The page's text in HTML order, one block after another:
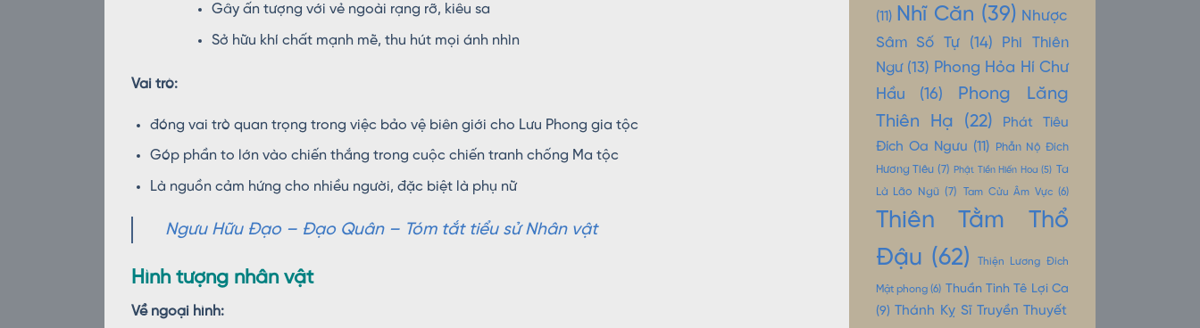
Gây ấn tượng với vẻ ngoài rạng rỡ, kiêu sa
Sở hữu khí chất mạnh mẽ, thu hút mọi ánh nhìn
Vai trò:
đóng vai trò quan trọng trong việc bảo vệ biên giới cho Lưu Phong gia tộc
Góp phần to lớn vào chiến thắng trong cuộc chiến tranh chống Ma tộc
Là nguồn cảm hứng cho nhiều người, đặc biệt là phụ nữ
Ngưu Hữu Đạo – Đạo Quân – Tóm tắt tiểu sử Nhân vật
Hình tượng nhân vật
Về ngoại hình:
(11) Nhĩ Căn (39) Nhược
Sâm Số Tự(14)
Phi Thiên
Ngư(13) Phong Hỏa Hí Chư
Hầu (16)
Phong Lăng
Thiên Hạ (22)
Phát Tiêu
Đích Oa Ngưu (11)
Phẫn Nộ Đích
Hương Tiêu (7) Phật Tiền Hiến Hoa (5)
Ta
Là Lão Ngũ (7) Tam Cửu Âm Vực (6)
Thiên Tằm Thổ
Đậu (62) Thiện Lương Đích
Mật phong(6) Thuần Tình Tê Lợi Ca
(9) Thánh Kỵ Sĩ Truyền Thuyết